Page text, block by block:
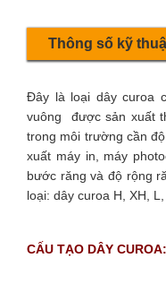
Thông số kỹ
Đây là loại dây curoa
vuông được sản xuất
trong môi trường cần
xuất máy in, máy
bước răng và độ rộng
loại: dây curoa H, XH, L,
CẤU TẠO DÂY CUROA: